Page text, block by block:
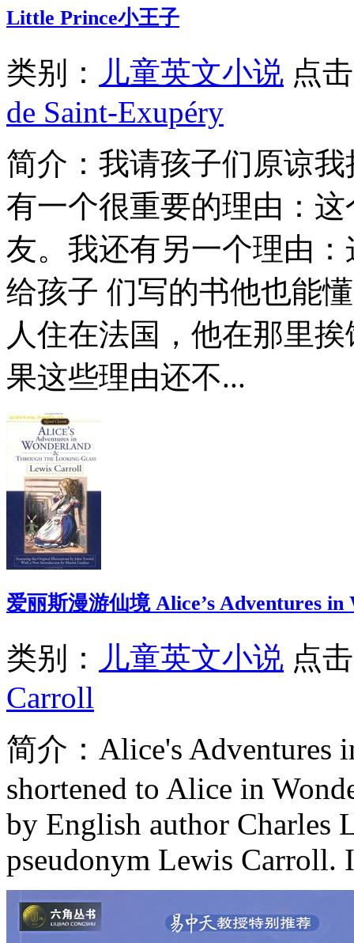
Little Prince小王子
类别： 儿童英文小说 点
de Saint-Exupéry
简介： 我请孩子们原谅
有一个很重要的理由：
友。我还有另一个理由
给孩子 们写的书他也能
人住在法国，他在那里
果这些理由还不...
爱丽斯漫游仙境 Alice’s Adventures in
类别： 儿童英文小说 点
Carroll
简介： Alice's Adventures
shortened to Alice in
by English author Charles
pseudonym Lewis Carroll.